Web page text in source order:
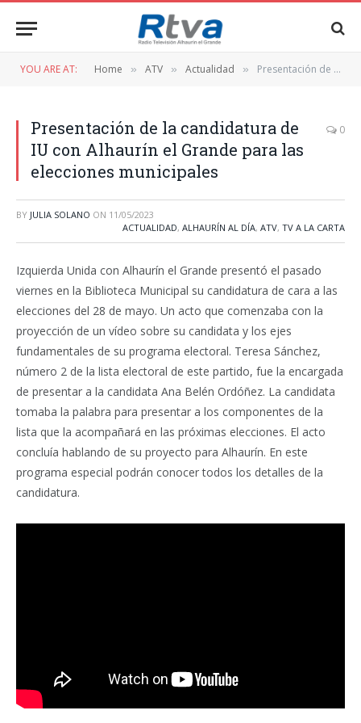
YOU ARE AT: Home » ATV » Actualidad » Presentación de la candidatura de IU con Alhaurín el Grande para las elecciones municipales
Presentación de la candidatura de
IU con Alhaurín el Grande para las
elecciones municipales
0
BY JULIA SOLANO ON 11/05/2023
ACTUALIDAD, ALHAURÍN AL DÍA, ATV, TV A LA CARTA
Izquierda Unida con Alhaurín el Grande presentó el pasado
viernes en la Biblioteca Municipal su candidatura de cara a las
elecciones del 28 de mayo. Un acto que comenzaba con la
proyección de un vídeo sobre su candidata y los ejes
fundamentales de su programa electoral. Teresa Sánchez,
número 2 de la lista electoral de este partido, fue la encargada
de presentar a la candidata Ana Belén Ordóñez. La candidata
tomaba la palabra para presentar a los componentes de la
lista que la acompañará en las próximas elecciones. El acto
concluía hablando de su proyecto para Alhaurín. En este
programa especial podrán conocer todos los detalles de la
candidatura.